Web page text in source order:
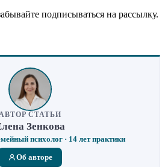
подписываться на рассылку.
СТАТЬИ
Зенкова
психолог · 14 лет практики
Об авторе